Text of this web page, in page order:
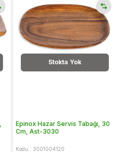
Stokta Yok
Epinox Hazar Servis Tabağı, 30
Cm, Ast-3030
Kodu : 3001004120